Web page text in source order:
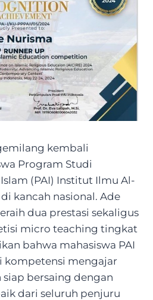
kembali
Program Studi
(PAI) Institut Ilmu Al-
kancah nasional. Ade
dua prestasi sekaligus
micro teaching tingkat
bahwa mahasiswa PAI
kompetensi mengajar
bersaing dengan
dari seluruh penjuru